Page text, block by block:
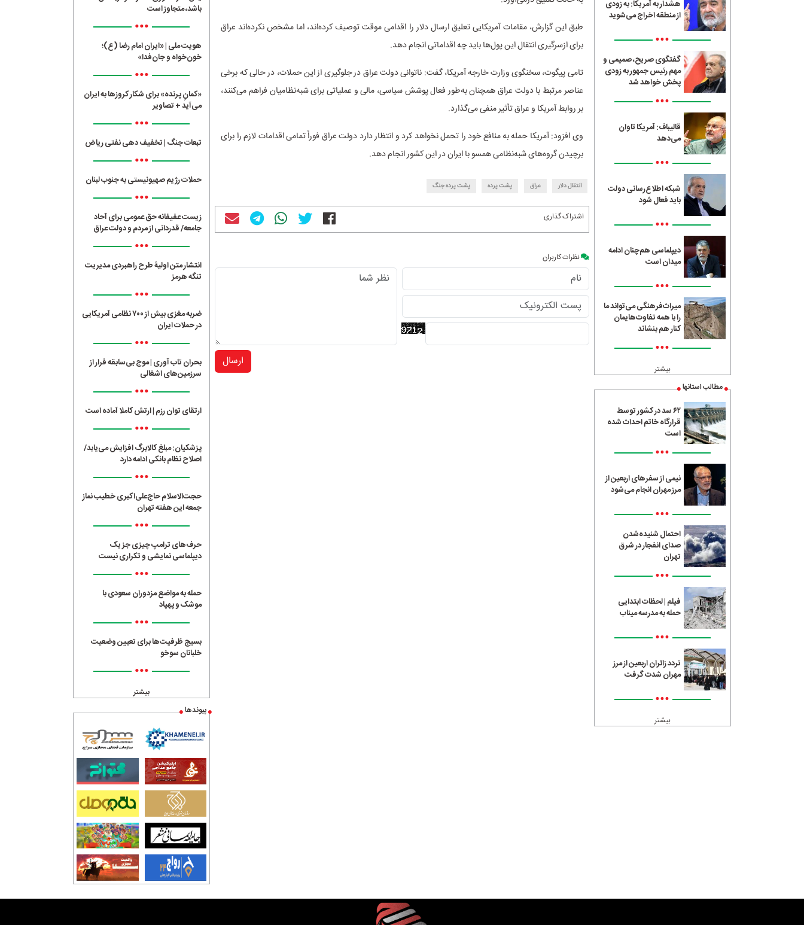
هشدار به آمریکا: به زودی
از منطقه اخراج می‌شوید
•••
گفتگوی صریح، صمیمی و
مهم رئیس جمهور به زودی
پخش خواهد شد
•••
قالیباف: آمریکا تاوان
می‌دهد
•••
شبکه اطلاع‌رسانی دولت
باید فعال شود
•••
دیپلماسی هم‌چنان ادامه
میدان است
•••
میراث‌فرهنگی می‌تواند ما
را با همه تفاوت‌هایمان
کنار هم بنشاند
•••
بیشتر
مطالب استانها
۶۲ سد در کشور توسط
قرارگاه خاتم احداث شده
است
•••
نیمی از سفرهای اربعین از
مرز مهران انجام می‌شود
•••
احتمال شنیده‌شدن
صدای انفجار در شرق
تهران
•••
فیلم | لحظات ابتدایی
حمله به مدرسه میناب
•••
تردد زائران اربعین از مرز
مهران شدت گرفت
•••
بیشتر
طبق این گزارش، مقامات آمریکایی تعلیق ارسال دلار را اقدامی موقت توصیف کرده‌اند، اما مشخص نکرده‌اند عراق
برای ازسرگیری انتقال این پول‌ها باید چه اقداماتی انجام دهد.
تامی پیگوت، سخنگوی وزارت خارجه آمریکا، گفت: ناتوانی دولت عراق در جلوگیری از این حملات، در حالی که برخی
عناصر مرتبط با دولت عراق همچنان به‌طور فعال پوشش سیاسی، مالی و عملیاتی برای شبه‌نظامیان فراهم می‌کنند،
بر روابط آمریکا و عراق تأثیر منفی می‌گذارد.
وی افزود: آمریکا حمله به منافع خود را تحمل نخواهد کرد و انتظار دارد دولت عراق فوراً تمامی اقدامات لازم را برای
برچیدن گروه‌های شبه‌نظامی همسو با ایران در این کشور انجام دهد.
انتقال دلار عراق پشت پرده پشت پرده جنگ
اشتراک گذاری
نظرات کاربران
ارسال
باشد، متجاوز است
•••
هویت ملی | «ایران امام رضا (ع)؛
خون‌خواه و جان‌فدا»
•••
«کمانِ پرنده» برای شکار کروزها به ایران
می‌آید + تصاویر
•••
تبعات جنگ | تخفیف دهی نفتی ریاض
•••
حملات رژیم صهیونیستی به جنوب لبنان
•••
زیست عفیفانه حق عمومی برای آحاد
جامعه/ قدردانی از مردم و دولت عراق
•••
انتشار متن اولیۀ طرح راهبردی مدیریت
تنگه هرمز
•••
ضربه مغزی بیش از ۷۰۰ نظامی آمریکایی
در حملات ایران
•••
بحران تاب آوری | موج بی‌سابقه فرار از
سرزمین‌های اشغالی
•••
ارتقای توان رزم | ارتش کاملا آماده است
•••
پزشکیان: مبلغ کالابرگ افزایش می‌یابد/
اصلاح نظام بانکی ادامه دارد
•••
حجت‌الاسلام حاج‌علی‌اکبری خطیب نماز
جمعه این هفته تهران
•••
حرف‌های ترامپ چیزی جز یک
دیپلماسی نمایشی و تکراری نیست
•••
حمله به مواضع مزدوران سعودی با
موشک و پهپاد
•••
بسیج ظرفیت‌ها برای تعیین وضعیت
خلبانان سوخو
•••
بیشتر
پیوندها